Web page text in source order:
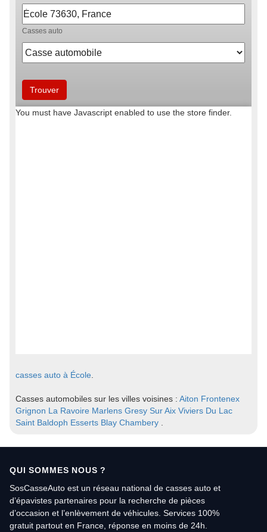
casses auto à École
Casses automobiles sur les villes voisines : Aiton Frontenex
Grignon La Ravoire Marlens Gresy Sur Aix Viviers Du Lac
Saint Baldoph Esserts Blay Chambery
QUI SOMMES NOUS ?
SosCasseAuto est un réseau national de casses auto et
d’épavistes partenaires pour la recherche de pièces
d’occasion et l’enlèvement de véhicules. Services 100%
gratuit partout en France, réponse en moins de 24h.